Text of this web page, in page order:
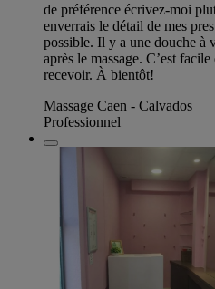
de préférence écrivez-moi
enverrais le détail de mes
possible. Il y a une douche à
après le massage. C’est
recevoir. À bientôt!
Massage Caen - Calvados
Professionnel